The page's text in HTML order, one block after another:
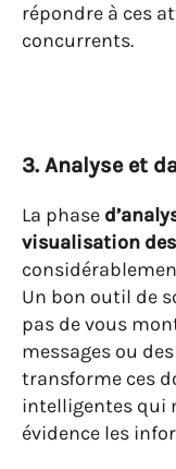
répondre à ces
concurrents.
3. Analyse et
La phase
visualisation
Un bon outil de
pas de vous
messages ou
transforme ces
intelligentes qui
évidence les